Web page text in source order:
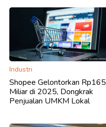
Industri
Shopee Gelontorkan Rp165
Miliar di 2025, Dongkrak
Penjualan UMKM Lokal